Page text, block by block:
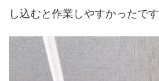
し込むと作業しやすかったです